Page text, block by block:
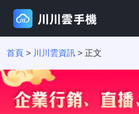
首頁 > 川川雲資訊 > 正文